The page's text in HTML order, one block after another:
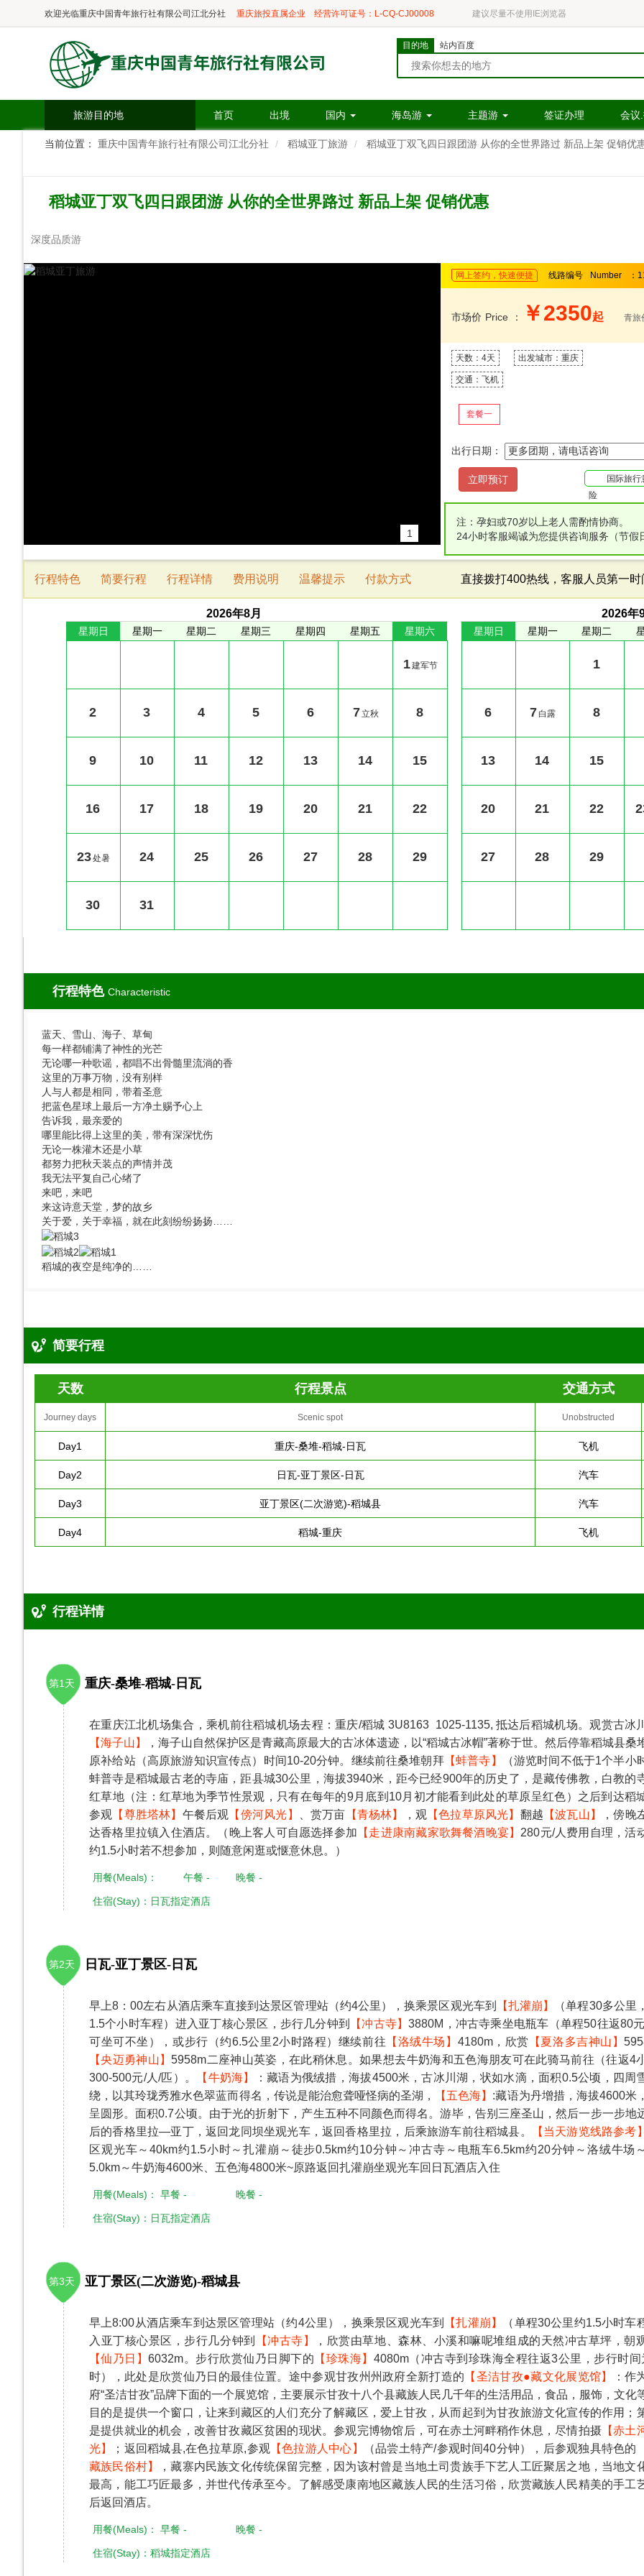
欢迎光临重庆中国青年旅行社有限公司江北分社 重庆旅投直属企业 经营许可证号：L-CQ-CJ00008 建议尽量不使用IE浏览器
目的地 站内百度
旅游目的地 首页 出境 国内 海岛游 主题游 签证办理 会议
当前位置： 重庆中国青年旅行社有限公司江北分社 稻城亚丁旅游 稻城亚丁双飞四日跟团游 从你的全世界路过 新品上架 促销优
稻城亚丁双飞四日跟团游 从你的全世界路过 新品上架 促销优惠
深度品质游
1
网上签约，快速便捷 线路编号 Number ：
市场价 Price ： ￥2350起 青旅
天数：4天 出发城市：重庆
交通：飞机
套餐一
出行日期：
国际旅行
险
注：孕妇或70岁以上老人需酌情协商。
24小时客服竭诚为您提供咨询服务（节
行程特色 简要行程 行程详情 费用说明 温馨提示 付款方式 直接拨打400热线，客服人员第一时
2026年8月
星期日 星期一 星期二 星期三 星期四 星期五 星期六
1建军节
2 3 4 5 6 7立秋 8
9 10 11 12 13 14 15
16 17 18 19 20 21 22
23处暑 24 25 26 27 28 29
30 31
2026年
星期日 星期一 星期二
1
6 7 白露 8
13 14 15
20 21 22
27 28 29
行程特色 Characteristic
蓝天、雪山、海子、草甸
每一样都铺满了神性的光芒
无论哪一种歌谣，都唱不出骨髓里流淌的香
这里的万事万物，没有别样
人与人都是相同，带着圣意
把蓝色星球上最后一方净土赐予心上
告诉我，最亲爱的
哪里能比得上这里的美，带有深深忧伤
无论一株灌木还是小草
都努力把秋天装点的声情并茂
我无法平复自己心绪了
来吧，来吧
来这诗意天堂，梦的故乡
关于爱，关于幸福，就在此刻纷纷扬扬……
稻城的夜空是纯净的……
简要行程
天数 行程景点 交通方式
Journey days Scenic spot Unobstructed
Day1 重庆-桑堆-稻城-日瓦 飞机
Day2 日瓦-亚丁景区-日瓦 汽车
Day3 亚丁景区(二次游览)-稻城县 汽车
Day4 稻城-重庆 飞机
行程详情
第1天 重庆-桑堆-稻城-日瓦
在重庆江北机场集合，乘机前往稻城机场去程：重庆/稻城 3U8163 1025-1135, 抵达后稻城机场。观赏古冰
【海子山】
，海子山自然保护区是青藏高原最大的古冰体遗迹，以“稻城古冰帽”著称于世。然后停靠稻城县桑
原补给站（高原旅游知识宣传点）时间10-20分钟。继续前往桑堆朝拜【蚌普寺】
（游览时间不低于1个半小
蚌普寺是稻城最古老的寺庙，距县城30公里，海拔3940米，距今已经900年的历史了，是藏传佛教，白教的
红草地（注：红草地为季节性景观，只有在每年的9月底到10月初才能看到此处的草原呈红色）之后到达稻
参观 【尊胜塔林】 午餐后观 【傍河风光】 、赏万亩 【青杨林】 ，观 【色拉草原风光】 翻越 【波瓦山】
，傍晚
达香格里拉镇入住酒店。（晚上客人可自愿选择参加 【走进康南藏家歌舞餐酒晚宴】 280元/人费用自理，活
约1.5小时若不想参加，则随意闲逛或惬意休息。）
用餐(Meals)： 午餐 - 晚餐 -
住宿(Stay)：日瓦指定酒店
第2天 日瓦-亚丁景区-日瓦
早上8：00左右从酒店乘车直接到达景区管理站（约4公里），换乘景区观光车到 【扎灌崩】
（单程30多公里
1.5个小时车程）进入亚丁核心景区，步行几分钟到
【冲古寺】3880M，冲古寺乘坐电瓶车（单程50往返80
可坐可不坐），或步行（约6.5公里2小时路程）继续前往 【洛绒牛场】 4180m，欣赏 【夏洛多吉神山】
【央迈勇神山】5958m二座神山英姿，在此稍休息。如果想去牛奶海和五色海朋友可在此骑马前往（往返4
300-500元/人/匹）。
【牛奶海】
：藏语为俄绒措，海拔4500米，古冰川湖，状如水滴，面积0.5公顷，四周
绕，以其玲珑秀雅水色翠蓝而得名，传说是能治愈聋哑怪病的圣湖，
【五色海】 :藏语为丹增措，海拔4600米
呈圆形。面积0.7公顷。由于光的折射下，产生五种不同颜色而得名。游毕，告别三座圣山，然后一步一步地
后的香格里拉—亚丁，返回龙同坝坐观光车，返回香格里拉，后乘旅游车前往稻城县。
【当天游览线路参考
区观光车～40km约1.5小时～扎灌崩～徒步0.5km约10分钟～冲古寺～电瓶车6.5km约20分钟～洛绒牛场
5.0km～牛奶海4600米、五色海4800米~原路返回扎灌崩坐观光车回日瓦酒店入住
用餐(Meals)： 早餐 - 晚餐 -
住宿(Stay)：日瓦指定酒店
第3天 亚丁景区(二次游览)-稻城县
早上8:00从酒店乘车到达景区管理站（约4公里），换乘景区观光车到 【扎灌崩】
（单程30公里约1.5小时车
入亚丁核心景区，步行几分钟到
【冲古寺】
，欣赏由草地、森林、小溪和嘛呢堆组成的天然冲古草坪，朝
【仙乃日】6032m。步行欣赏仙乃日脚下的 【珍珠海】 4080m（冲古寺到珍珠海全程往返3公里，步行时间
时），此处是欣赏仙乃日的最佳位置。途中参观甘孜州州政府全新打造的 【圣洁甘孜●藏文化展览馆】
：作
府“圣洁甘孜”品牌下面的一个展览馆，主要展示甘孜十八个县藏族人民几千年的生活用品，食品，服饰，文化
目的是提供一个窗口，让来到藏区的人们充分了解藏区，爱上甘孜，从而起到为甘孜旅游文化宣传的作用；
是提供就业的机会，改善甘孜藏区贫困的现状。参观完博物馆后，可在赤土河畔稍作休息，尽情拍摄【赤土
光】
；返回稻城县,在色拉草原,参观 【色拉游人中心】 （品尝土特产/参观时间40分钟），后参观独具特色的
藏族民俗村】
，藏寨内民族文化传统保留完整，因为该村曾是当地土司贵族手下艺人工匠聚居之地，当地文
最高，能工巧匠最多，并世代传承至今。了解感受康南地区藏族人民的生活习俗，欣赏藏族人民精美的手工
后返回酒店。
用餐(Meals)： 早餐 - 晚餐 -
住宿(Stay)：稻城指定酒店